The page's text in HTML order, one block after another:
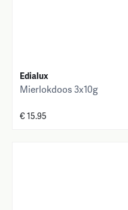
Edialux
Mierlokdoos 3x10g
€ 15.95